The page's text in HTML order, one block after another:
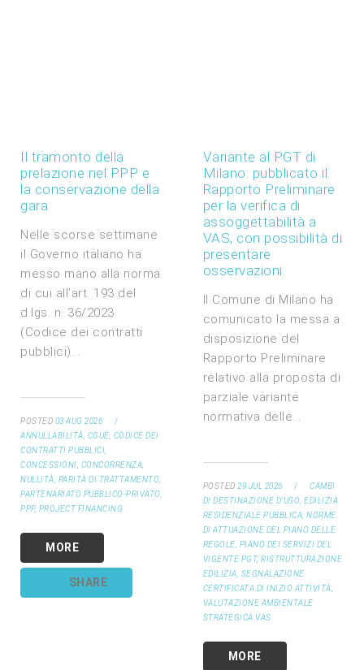
Il tramonto della
prelazione nel PPP e
la conservazione della
gara
Nelle scorse settimane
il Governo italiano ha
messo mano alla norma
di cui all’art. 193 del
d.lgs. n. 36/2023
(Codice dei contratti
pubblici)...
POSTED 03 AUG 2026
/
ANNULLABILITÀ, CGUE, CODICE DEI
CONTRATTI PUBBLICI,
CONCESSIONI, CONCORRENZA,
NULLITÀ, PARITÀ DI TRATTAMENTO,
PARTENARIATO PUBBLICO-PRIVATO,
PPP, PROJECT FINANCING
MORE
SHARE
Variante al PGT di
Milano: pubblicato il
Rapporto Preliminare
per la verifica di
assoggettabilità a
VAS, con possibilità di
presentare
osservazioni
Il Comune di Milano ha
comunicato la messa a
disposizione del
Rapporto Preliminare
relativo alla proposta di
parziale variante
normativa delle...
POSTED 29 JUL 2026 /
CAMBI
DI DESTINAZIONE D'USO, EDILIZIA
RESIDENZIALE PUBBLICA, NORME
DI ATTUAZIONE DEL PIANO DELLE
REGOLE, PIANO DEI SERVIZI DEL
VIGENTE PGT, RISTRUTTURAZIONE
EDILIZIA, SEGNALAZIONE
CERTIFICATA DI INIZIO ATTIVITÀ,
VALUTAZIONE AMBIENTALE
STRATEGICA VAS
MORE